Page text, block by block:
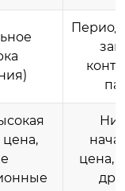
цена,
цена,